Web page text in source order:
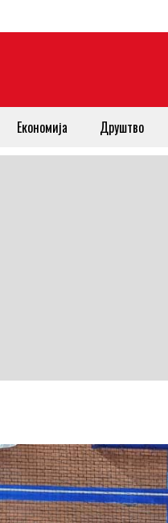
Економија Друштво